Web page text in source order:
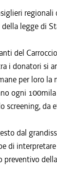
legge di
del
i donatori si
per loro
ogni
screening, da
dal
di